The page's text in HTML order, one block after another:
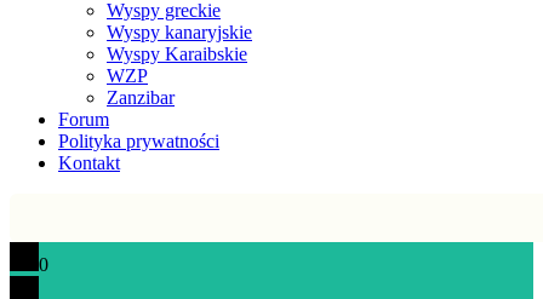
Wyspy greckie
Wyspy kanaryjskie
Wyspy Karaibskie
WZP
Zanzibar
Forum
Polityka prywatności
Kontakt
0